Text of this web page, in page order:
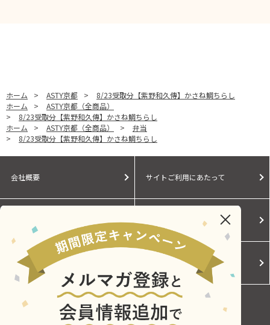
ホーム > ASTY京都 >
8/23受取分【紫野和久傳】かさね鯛ちらし
ホーム
>
ASTY京都（全商品）
>
8/23受取分【紫野和久傳】かさね鯛ちらし
ホーム
> ASTY京都（全商品） >
弁当
>
8/23受取分【紫野和久傳】かさね鯛ちらし
会社概要 サイトご利用にあたって
Cookieポリシー ご利用規約
お問い合わせ